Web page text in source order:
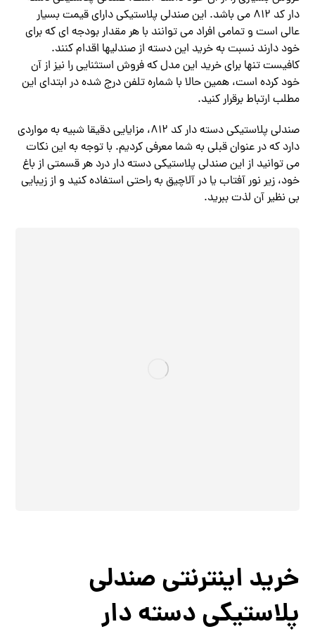
دار کد 812 می باشد. این صندلی پلاستیکی دارای قیمت بسیار
عالی است و تمامی افراد می توانند با هر مقدار بودجه ای که برای
خود دارند نسبت به خرید این دسته از صندلیها اقدام کنند.
کافیست تنها برای خرید این مدل که فروش استثنایی را نیز از آن
خود کرده است، همین حالا با شماره تلفن درج شده در ابتدای این
مطلب ارتباط برقرار کنید.
صندلی پلاستیکی دسته دار کد 812، مزایایی دقیقا شبیه به مواردی
دارد که در عنوان قبلی به شما معرفی کردیم. با توجه به این نکات
می توانید از این صندلی پلاستیکی دسته دار درد هر قسمتی از باغ
خود، زیر نور آفتاب یا در آلاچیق به راحتی استفاده کنید و از زیبایی
بی نظیر آن لذت ببرید.
خرید اینترنتی صندلی
پلاستیکی دسته دار